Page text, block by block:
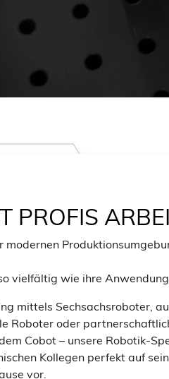
PROFIS
modernen
vielfältig wie ihre
mittels Sechsachsroboter,
Roboter oder
Cobot – unsere Robotik-
Kollegen perfekt auf
vor.